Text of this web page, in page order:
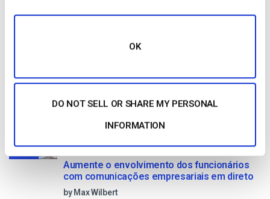
OK
DO NOT SELL OR SHARE MY PERSONAL
INFORMATION
August 4, 2026
Aumente o envolvimento dos funcionários
com comunicações empresariais em direto
by Max Wilbert